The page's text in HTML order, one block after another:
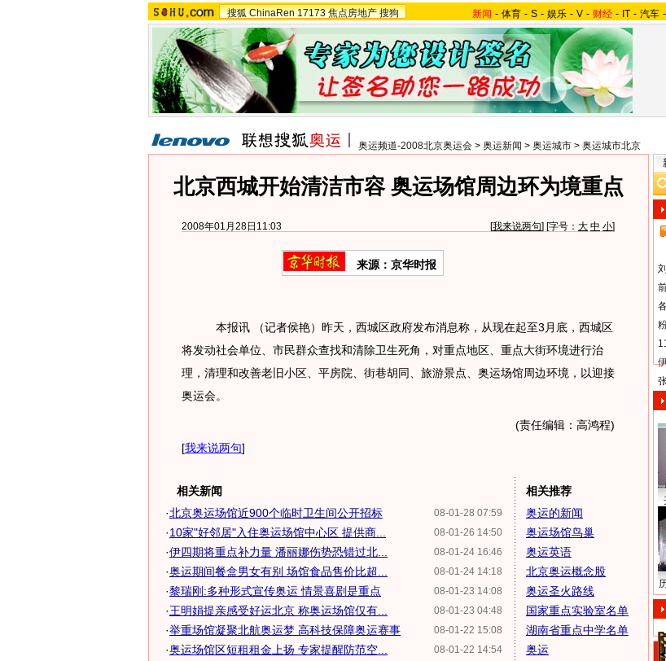
搜狐 ChinaRen 17173 焦点房地产 搜狗 新闻 - 体育 - S - 娱乐 - V - 财经 - IT - 汽车 -
奥运频道-2008北京奥运会 > 奥运新闻 > 奥运城市 > 奥运城市北京
北京西城开始清洁市容 奥运场馆周边环为境重点
2008年01月28日11:03 [我来说两句] [字号： 大 中 小]
来源：京华时报
本报讯 （记者侯艳）昨天，西城区政府发布消息称，从现在起至3月底，西城区
将发动社会单位、市民群众查找和清除卫生死角，对重点地区、重点大街环境进行治
理，清理和改善老旧小区、平房院、街巷胡同、旅游景点、奥运场馆周边环境，以迎接
奥运会。
(责任编辑：高鸿程)
[我来说两句]
相关新闻
08-01-28 07:59
·北京奥运场馆近900个临时卫生间公开招标
08-01-26 14:50
·10家"好邻居"入住奥运场馆中心区 提供商...
08-01-24 16:46
·伊四期将重点补力量 潘丽娜伤势恐错过北...
08-01-24 14:18
·奥运期间餐盒男女有别 场馆食品售价比超...
08-01-23 14:08
·黎瑞刚:多种形式宣传奥运 情景喜剧是重点
08-01-23 04:48
·王明娟提亲感受好运北京 称奥运场馆仅有...
08-01-22 15:08
·举重场馆凝聚北航奥运梦 高科技保障奥运赛事
08-01-22 14:54
·奥运场馆区短租租金上扬 专家提醒防范空...
相关推荐
奥运的新闻
奥运场馆鸟巢
奥运英语
北京奥运概念股
奥运圣火路线
国家重点实验室名单
湖南省重点中学名单
奥运